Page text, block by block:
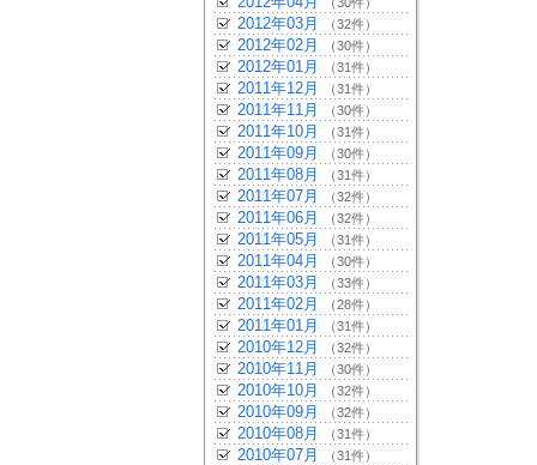
2012年03月 （32件）
2012年02月 （30件）
2012年01月 （31件）
2011年12月 （31件）
2011年11月 （30件）
2011年10月 （31件）
2011年09月 （30件）
2011年08月 （31件）
2011年07月 （32件）
2011年06月 （32件）
2011年05月 （31件）
2011年04月 （30件）
2011年03月 （33件）
2011年02月 （28件）
2011年01月 （31件）
2010年12月 （32件）
2010年11月 （30件）
2010年10月 （32件）
2010年09月 （32件）
2010年08月 （31件）
2010年07月 （31件）